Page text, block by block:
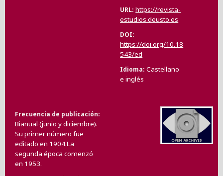
URL https://revista-
estudios.deusto.es
DOI
https://doi.org/10.18
543/ed
Idioma Castellano
e inglés
Frecuencia de publicación
Bianual (junio y diciembre).
Su primer número fue
editado en 1904.La
segunda época comenzó
en 1953.